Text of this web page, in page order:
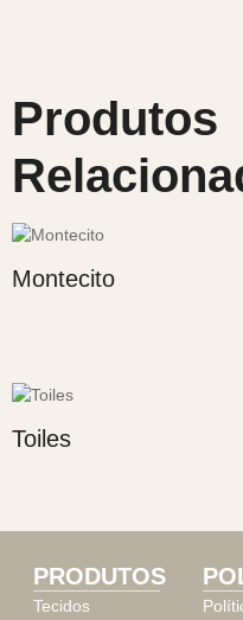
Produtos
Montecito
Toiles
PRODUTOS
Tecidos